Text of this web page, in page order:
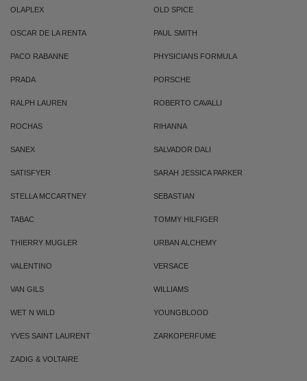
OLAPLEX OLD SPICE
OSCAR DE LA RENTA PAUL SMITH
PACO RABANNE PHYSICIANS FORMULA
PRADA PORSCHE
RALPH LAUREN ROBERTO CAVALLI
ROCHAS RIHANNA
SANEX SALVADOR DALI
SATISFYER SARAH JESSICA PARKER
STELLA MCCARTNEY SEBASTIAN
TABAC TOMMY HILFIGER
THIERRY MUGLER URBAN ALCHEMY
VALENTINO VERSACE
VAN GILS WILLIAMS
WET N WILD YOUNGBLOOD
YVES SAINT LAURENT ZARKOPERFUME
ZADIG & VOLTAIRE